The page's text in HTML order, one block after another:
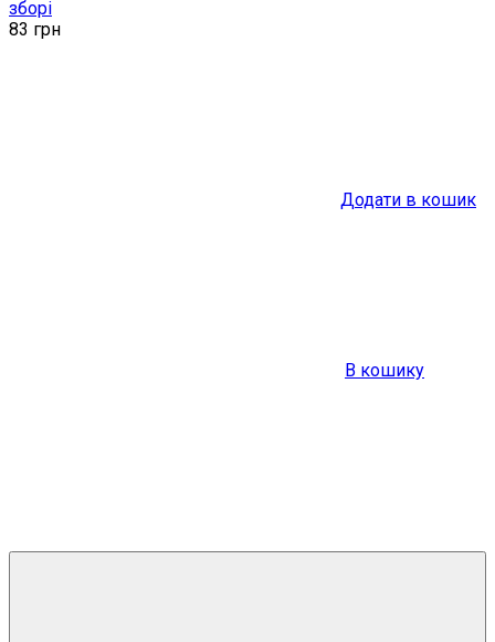
зборі
83 грн
Додати в кошик
В кошику